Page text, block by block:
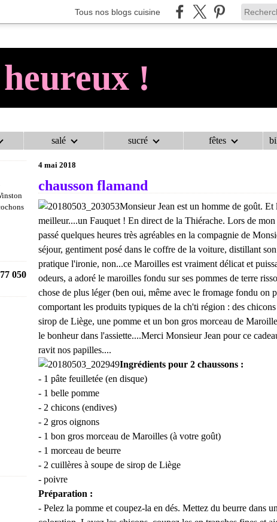
Tous nos blogs cuisine
!
salé sucré fêtes
050
AU COCHON HEUREUX ! VÉGÉTARIEN CHAUSSON FLAMAND
4 mai 2018
chausson flamand
Monsieur Jean est un homme de goût.
meilleur....un Fauquet ! En direct de la Thiérache. Lors de
passé quelques heures très agréables en la compagnie de
séjour, gentiment posé dans le coffre de la voiture, distillant
pratique l'ironie, non...ce Maroilles est vraiment délicat et
odeurs, a adoré le maroilles fondu sur ses pommes de terre
chose de plus léger (ben oui, même avec le fromage fondu on
comportant les produits typiques de la ch'ti région : des
sirop de Liège, une pomme et un bon gros morceau de
le bonheur dans l'assiette....Merci Monsieur Jean pour ce
ravit nos papilles....
Ingrédients pour 2 chaussons :
- 1 pâte feuilletée (en disque)
- 1 belle pomme
- 2 chicons (endives)
- 2 gros oignons
- 1 bon gros morceau de Maroilles (à votre goût)
- 1 morceau de beurre
- 2 cuillères à soupe de sirop de Liège
- poivre
Préparation :
- Pelez la pomme et coupez-la en dés. Mettez du beurre dans